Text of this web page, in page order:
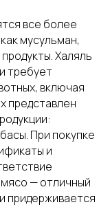
все более
мусульман,
Халяль
требует
включая
представлен
При покупке
и
— отличный
придерживается